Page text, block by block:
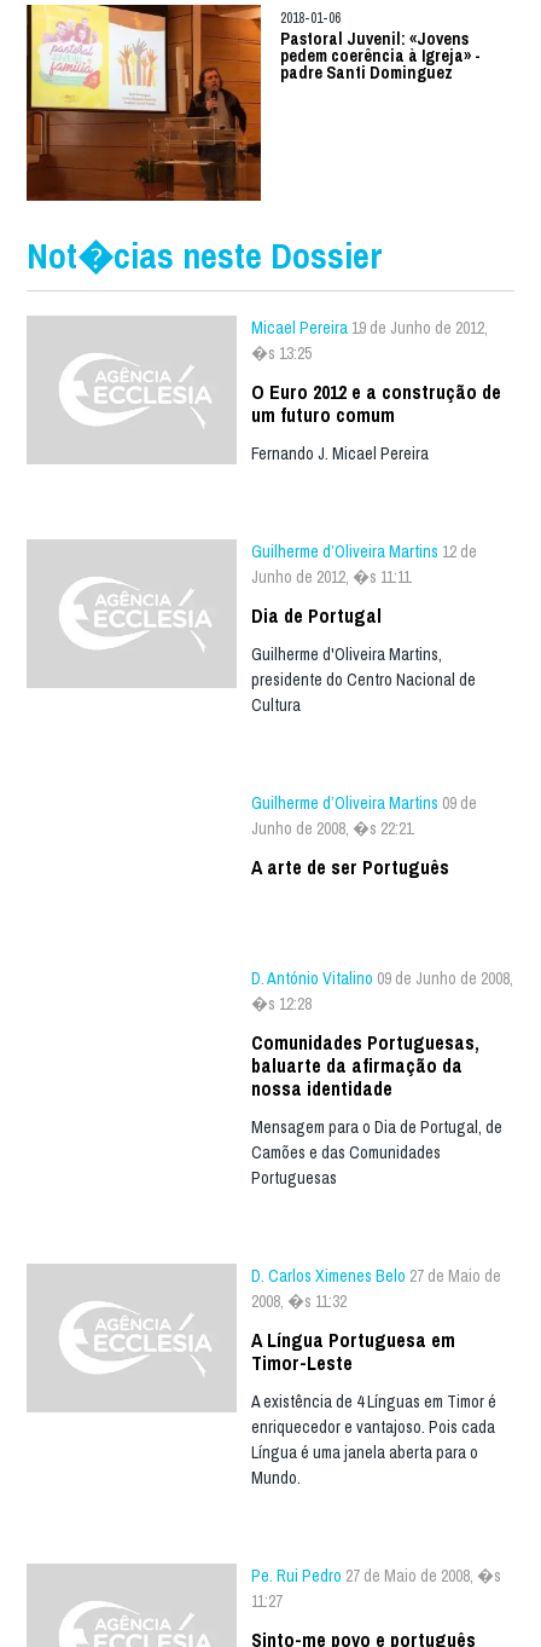
2018-01-06
Pastoral Juvenil: «Jovens
pedem coerência à Igreja» -
padre Santi Dominguez
Not�cias neste Dossier
Micael Pereira 19 de Junho de 2012,
�s 13:25
O Euro 2012 e a construção de
um futuro comum
Fernando J. Micael Pereira
Guilherme d’Oliveira Martins 12 de
Junho de 2012, �s 11:11
Dia de Portugal
Guilherme d'Oliveira Martins,
presidente do Centro Nacional de
Cultura
Guilherme d’Oliveira Martins 09 de
Junho de 2008, �s 22:21
A arte de ser Português
D. António Vitalino 09 de Junho de 2008,
�s 12:28
Comunidades Portuguesas,
baluarte da afirmação da
nossa identidade
Mensagem para o Dia de Portugal, de
Camões e das Comunidades
Portuguesas
D. Carlos Ximenes Belo 27 de Maio de
2008, �s 11:32
A Língua Portuguesa em
Timor-Leste
A existência de 4 Línguas em Timor é
enriquecedor e vantajoso. Pois cada
Língua é uma janela aberta para o
Mundo.
Pe. Rui Pedro 27 de Maio de 2008, �s
11:27
Sinto-me povo e português